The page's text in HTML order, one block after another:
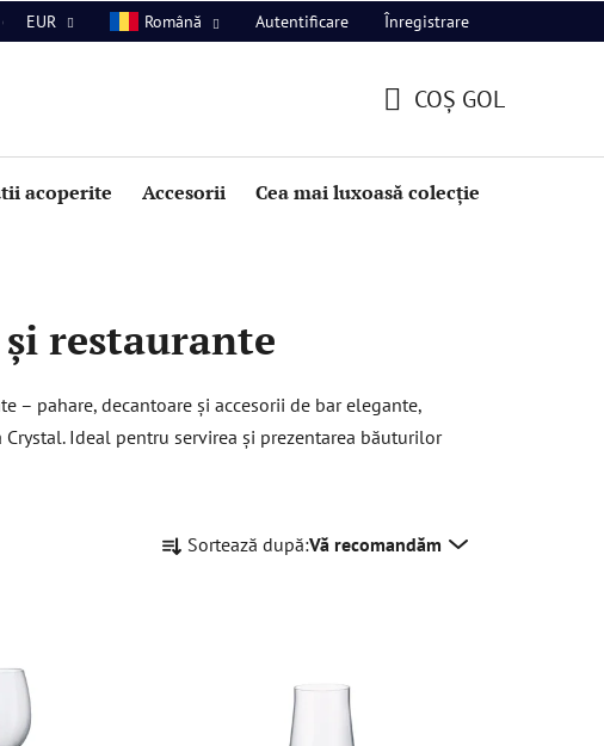
Contact
EUR Română Autentificare Înregistrare
DE
COŞ GOL
acoperite Accesorii Cea mai luxoasă colecție
restaurante
– pahare, decantoare și accesorii de bar elegante,
Ideal pentru servirea și prezentarea băuturilor
e Sortează după:Vă recomandăm